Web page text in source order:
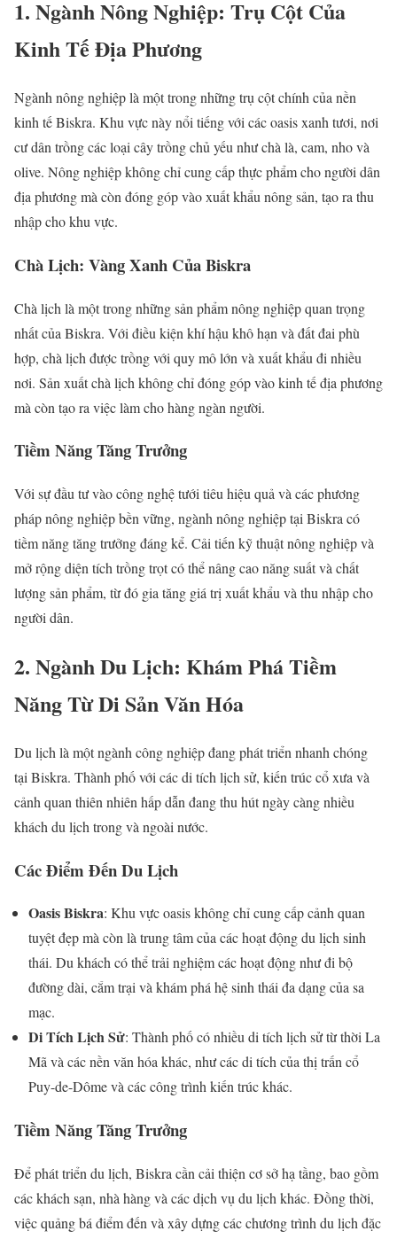
1. Ngành Nông Nghiệp: Trụ Cột Của
Kinh Tế Địa Phương
Ngành nông nghiệp là một trong những trụ cột chính của nền
kinh tế Biskra. Khu vực này nổi tiếng với các oasis xanh tươi, nơi
cư dân trồng các loại cây trồng chủ yếu như chà là, cam, nho và
olive. Nông nghiệp không chỉ cung cấp thực phẩm cho người dân
địa phương mà còn đóng góp vào xuất khẩu nông sản, tạo ra thu
nhập cho khu vực.
Chà Lịch: Vàng Xanh Của Biskra
Chà lịch là một trong những sản phẩm nông nghiệp quan trọng
nhất của Biskra. Với điều kiện khí hậu khô hạn và đất đai phù
hợp, chà lịch được trồng với quy mô lớn và xuất khẩu đi nhiều
nơi. Sản xuất chà lịch không chỉ đóng góp vào kinh tế địa phương
mà còn tạo ra việc làm cho hàng ngàn người.
Tiềm Năng Tăng Trưởng
Với sự đầu tư vào công nghệ tưới tiêu hiệu quả và các phương
pháp nông nghiệp bền vững, ngành nông nghiệp tại Biskra có
tiềm năng tăng trưởng đáng kể. Cải tiến kỹ thuật nông nghiệp và
mở rộng diện tích trồng trọt có thể nâng cao năng suất và chất
lượng sản phẩm, từ đó gia tăng giá trị xuất khẩu và thu nhập cho
người dân.
2. Ngành Du Lịch: Khám Phá Tiềm
Năng Từ Di Sản Văn Hóa
Du lịch là một ngành công nghiệp đang phát triển nhanh chóng
tại Biskra. Thành phố với các di tích lịch sử, kiến trúc cổ xưa và
cảnh quan thiên nhiên hấp dẫn đang thu hút ngày càng nhiều
khách du lịch trong và ngoài nước.
Các Điểm Đến Du Lịch
Oasis Biskra: Khu vực oasis không chỉ cung cấp cảnh quan
tuyệt đẹp mà còn là trung tâm của các hoạt động du lịch sinh
thái. Du khách có thể trải nghiệm các hoạt động như đi bộ
đường dài, cắm trại và khám phá hệ sinh thái đa dạng của sa
mạc.
Di Tích Lịch Sử: Thành phố có nhiều di tích lịch sử từ thời La
Mã và các nền văn hóa khác, như các di tích của thị trấn cổ
Puy-de-Dôme và các công trình kiến trúc khác.
Tiềm Năng Tăng Trưởng
Để phát triển du lịch, Biskra cần cải thiện cơ sở hạ tầng, bao gồm
các khách sạn, nhà hàng và các dịch vụ du lịch khác. Đồng thời,
việc quảng bá điểm đến và xây dựng các chương trình du lịch đặc